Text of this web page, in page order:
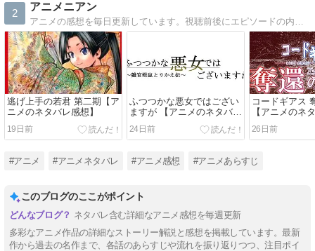
2
アニメニアン
アニメの感想を毎日更新しています。視聴前後にエピソードの内容を確認したい人、あらすじを知りたい人、見逃した人向けの内容になっています。
逃げ上手の若君 第二期【ア
ニメのネタバレ感想】
19日前
ふつつかな悪女ではござい
ますが 【アニメのネタバレ
感想】
24日前
コードギアス
【アニメのネ
26日前
#アニメ #アニメネタバレ #アニメ感想 #アニメあらすじ
このブログのここがポイント
ネタバレ含む詳細なアニメ感想を毎週更新
多彩なアニメ作品の詳細なストーリー解説と感想を掲載しています。最新
作から過去の名作まで、各話のあらすじや流れを振り返りつつ、注目ポイ